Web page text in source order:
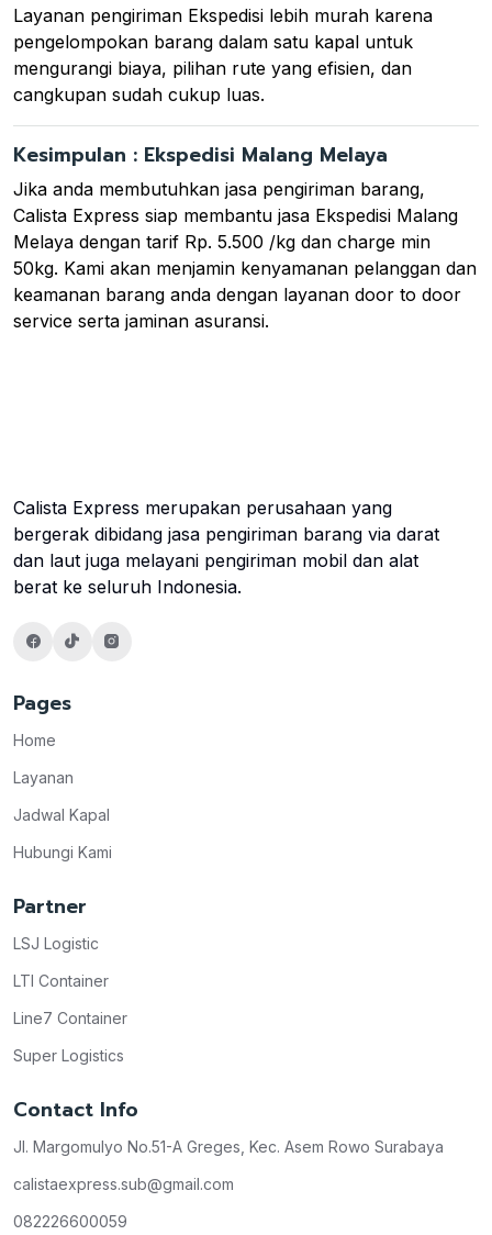
Layanan pengiriman Ekspedisi lebih murah karena
pengelompokan barang dalam satu kapal untuk
mengurangi biaya, pilihan rute yang efisien, dan
cangkupan sudah cukup luas.
Kesimpulan : Ekspedisi Malang Melaya
Jika anda membutuhkan jasa pengiriman barang,
Calista Express siap membantu jasa Ekspedisi Malang
Melaya dengan tarif Rp. 5.500 /kg dan charge min
50kg. Kami akan menjamin kenyamanan pelanggan dan
keamanan barang anda dengan layanan door to door
service serta jaminan asuransi.
Calista Express merupakan perusahaan yang
bergerak dibidang jasa pengiriman barang via darat
dan laut juga melayani pengiriman mobil dan alat
berat ke seluruh Indonesia.
Pages
Home
Layanan
Jadwal Kapal
Hubungi Kami
Partner
LSJ Logistic
LTI Container
Line7 Container
Super Logistics
Contact Info
Jl. Margomulyo No.51-A Greges, Kec. Asem Rowo Surabaya
calistaexpress.sub@gmail.com
082226600059